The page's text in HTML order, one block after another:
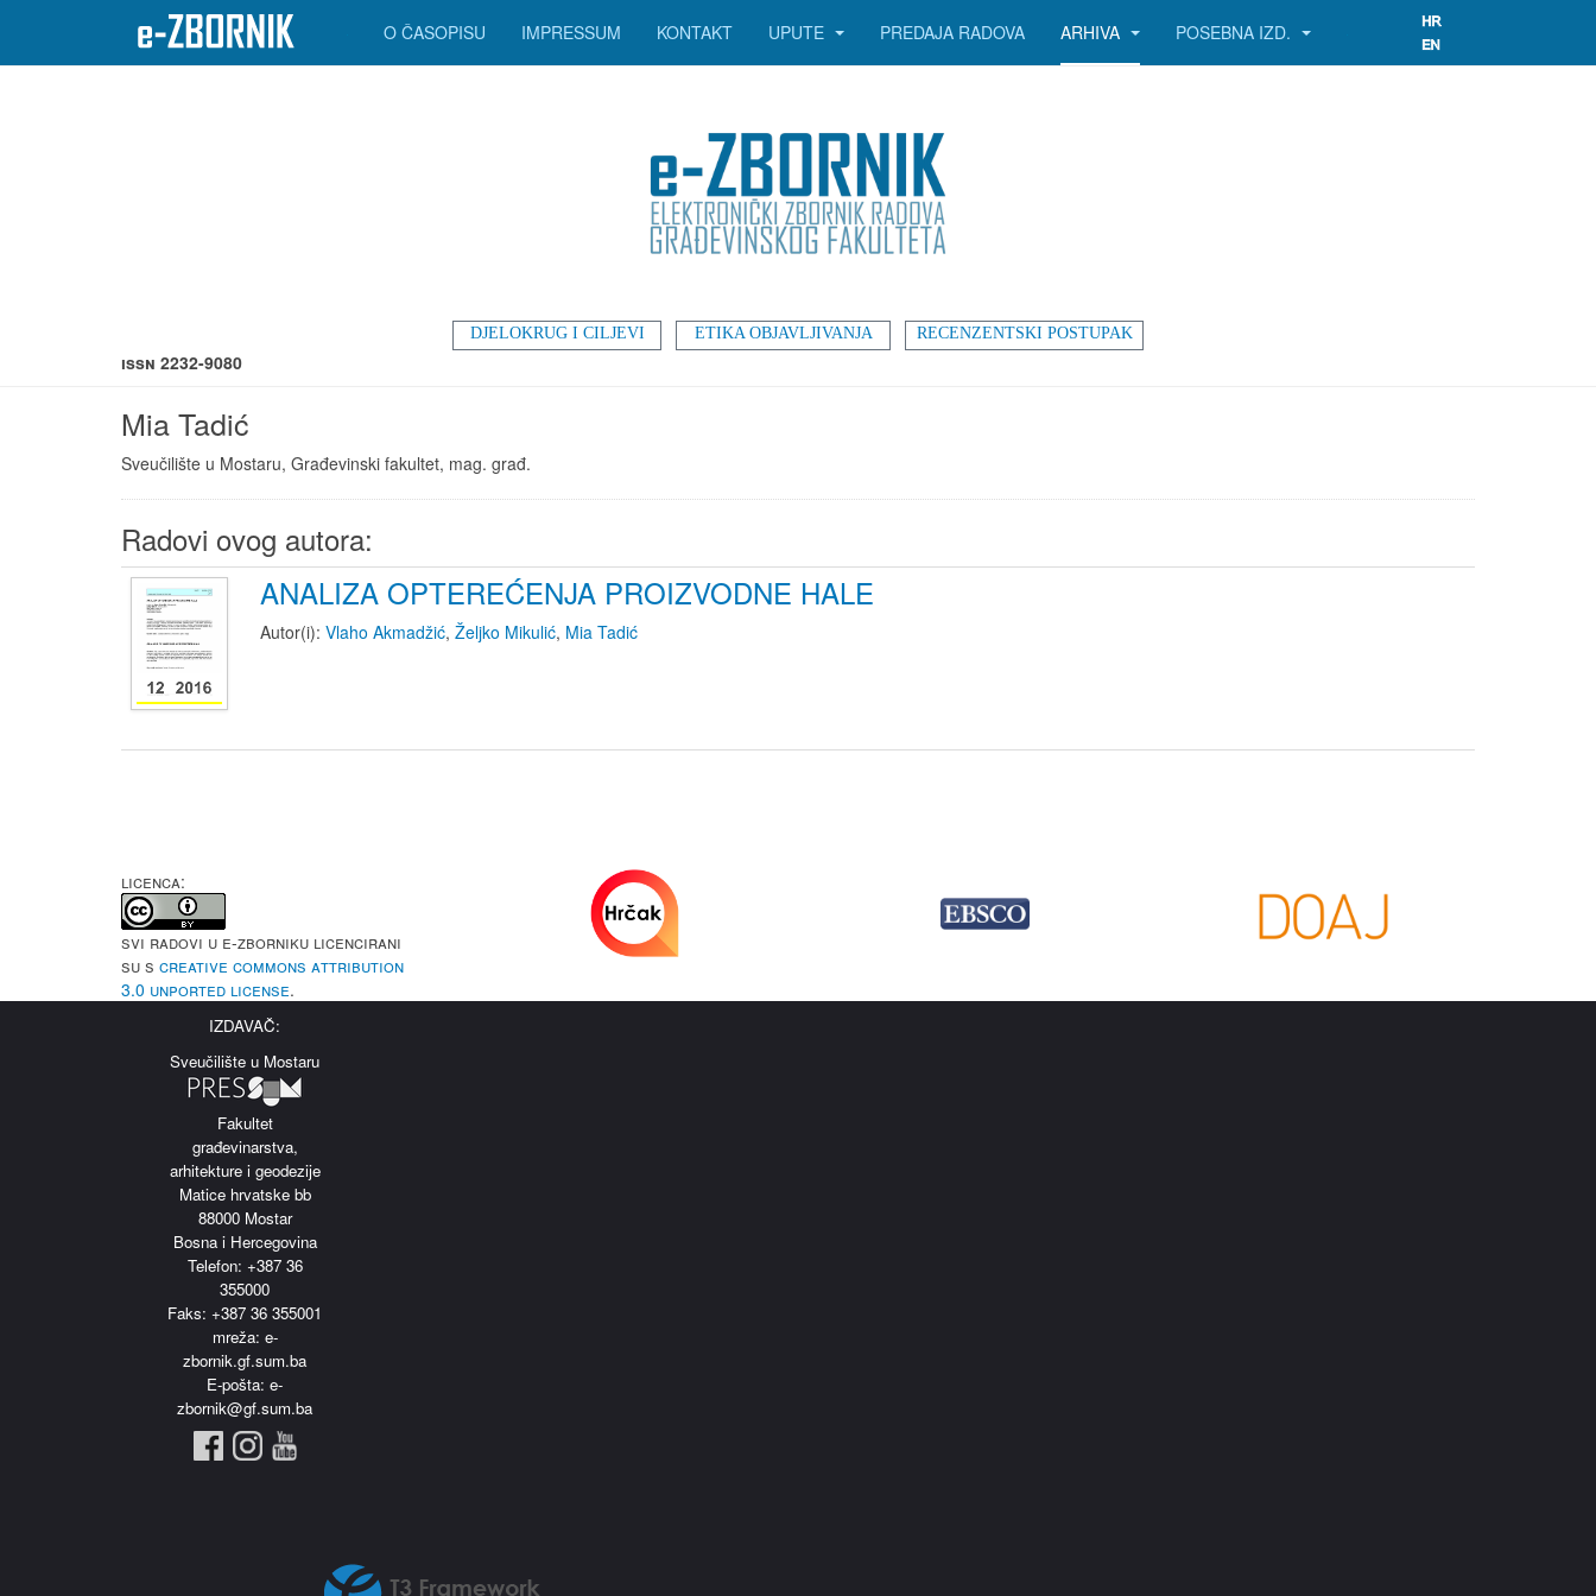
DJELOKRUG I CILJEVI ETIKA OBJAVLJIVANJA RECENZENTSKI POSTUPAK
O ČASOPISU IMPRESSUM KONTAKT UPUTE PREDAJA RADOVA ARHIVA POSEBNA IZD.
ISSN 2232-9080
Mia Tadić
Sveučilište u Mostaru, Građevinski fakultet, mag. građ.
Radovi ovog autora:
ANALIZA OPTEREĆENJA PROIZVODNE HALE
Autor(i): Vlaho Akmadžić, Željko Mikulić, Mia Tadić
LICENCA:
Svi radovi u e-Zborniku licencirani
su s Creative Commons Attribution
3.0 Unported License.
IZDAVAČ:
Sveučilište u Mostaru
Fakultet
građevinarstva,
arhitekture i geodezije
Matice hrvatske bb
88000 Mostar
Bosna i Hercegovina
Telefon: +387 36
355000
Faks: +387 36 355001
mreža: e-
zbornik.gf.sum.ba
E-pošta: e-
zbornik@gf.sum.ba